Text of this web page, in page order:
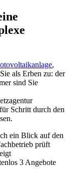
,
als Erben zu: der
sind Sie
Schritt durch den
ein Blick auf den
prüft
3 Angebote